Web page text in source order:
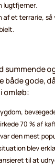
lugtfjerner.
af et terrarie,
summende
både gode,
omløb:
70 % af
den mest
blev
til at